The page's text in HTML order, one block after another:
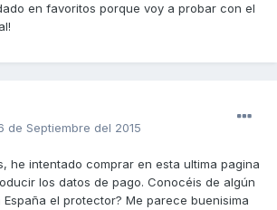
en favoritos porque voy a probar con el
de Septiembre del 2015
he intentado comprar en esta ultima pagina
los datos de pago. Conocéis de algún
el protector? Me parece buenisima